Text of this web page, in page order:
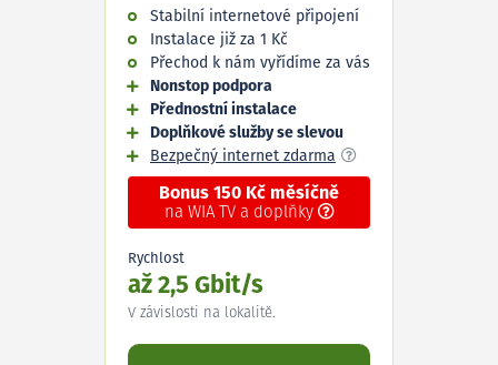
Stabilní internetové připojení
Instalace již za 1 Kč
Přechod k nám vyřídíme za vás
Nonstop podpora
Přednostní instalace
Doplňkové služby se slevou
Bezpečný internet zdarma
Bonus 150 Kč měsíčně
na WIA TV a doplňky
Rychlost
až 2,5 Gbit/s
V závislosti na lokalitě.